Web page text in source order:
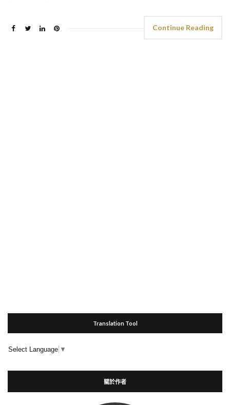
Continue Reading
Translation Tool
Select Language ▼
關於作者